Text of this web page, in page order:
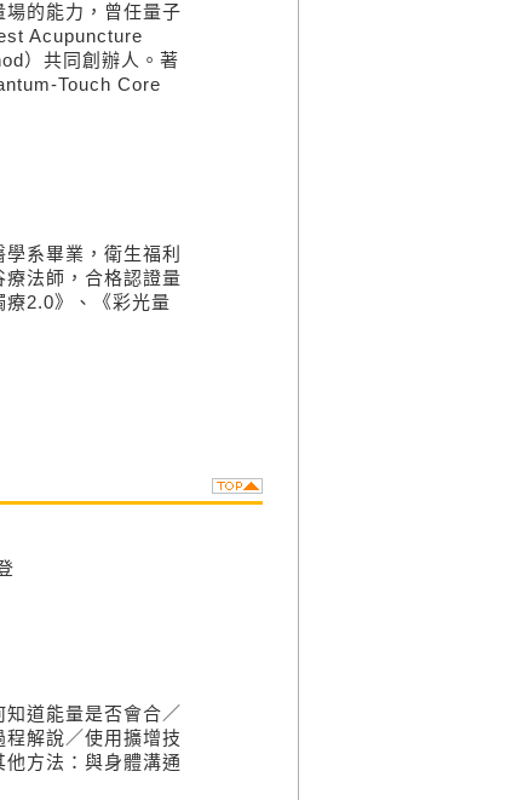
的能力，曾任量子
Acupuncture
）共同創辦人。著
Touch Core
系畢業，衛生福利
法師，合格認證量
療2.0》、《彩光量
道能量是否會合／
解說／使用擴增技
方法：與身體溝通